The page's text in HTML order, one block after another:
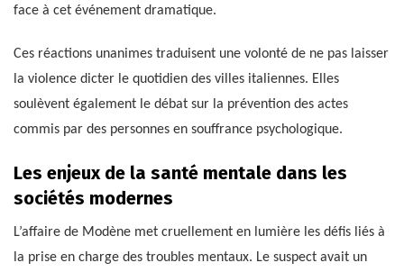
face à cet événement dramatique.
Ces réactions unanimes traduisent une volonté de ne pas laisser
la violence dicter le quotidien des villes italiennes. Elles
soulèvent également le débat sur la prévention des actes
commis par des personnes en souffrance psychologique.
Les enjeux de la santé mentale dans les
sociétés modernes
L’affaire de Modène met cruellement en lumière les défis liés à
la prise en charge des troubles mentaux. Le suspect avait un